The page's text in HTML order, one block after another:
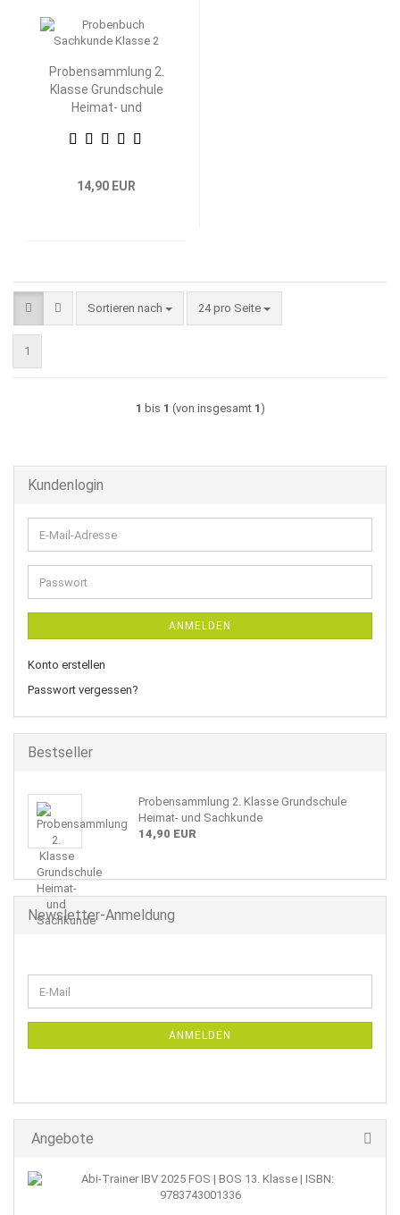
Probensammlung 2.
Klasse Grundschule
Heimat- und
14,90 EUR
Sortieren nach
Sortieren nach 24 pro Seite
pro Seite
1
1 bis 1 (von insgesamt 1)
Kundenlogin
E-
Mail-
Adresse
Passwort
ANMELDEN
Konto erstellen
Passwort vergessen?
Bestseller
Probensammlung 2. Klasse Grundschule
Heimat- und Sachkunde
14,90 EUR
Newsletter-Anmeldung
ZUR
E-
Mail
ANMELDEN
Angebote